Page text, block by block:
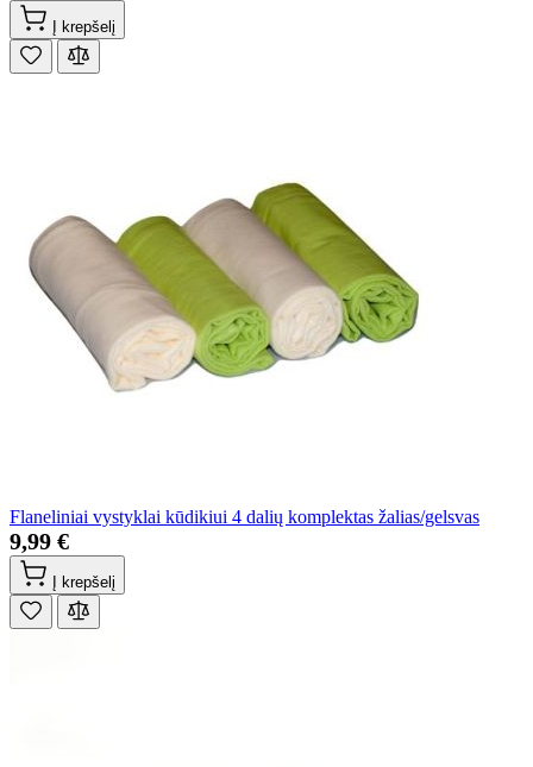
Į krepšelį
Flaneliniai vystyklai kūdikiui 4 dalių komplektas žalias/gelsvas
9,99 €
Į krepšelį